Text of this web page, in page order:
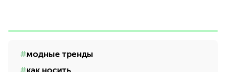
модные тренды